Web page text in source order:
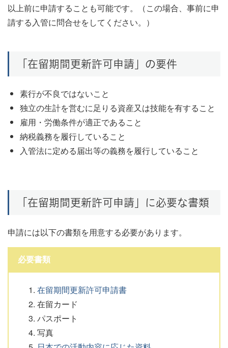
以上前に申請することも可能です。（この場合、事前に申
請する入管に問合せをしてください。）
「在留期間更新許可申請」の要件
素行が不良ではないこと
独立の生計を営むに足りる資産又は技能を有すること
雇用・労働条件が適正であること
納税義務を履行していること
入管法に定める届出等の義務を履行していること
「在留期間更新許可申請」に必要な書類
申請には以下の書類を用意する必要があります。
必要書類
在留期間更新許可申請書
在留カード
パスポート
写真